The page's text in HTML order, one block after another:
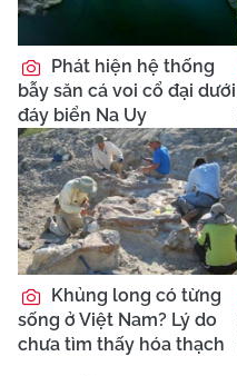
Phát hiện hệ thống
bẫy săn cá voi cổ đại dưới
đáy biển Na Uy
Khủng long có từng
sống ở Việt Nam? Lý do
chưa tìm thấy hóa thạch